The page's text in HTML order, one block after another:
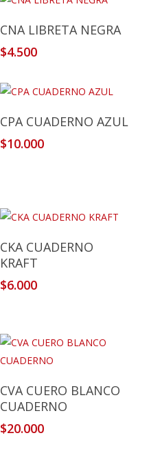
Añadir Al Carrito
CNA LIBRETA NEGRA
$4.500
Añadir Al Carrito
CPA CUADERNO AZUL
$10.000
Añadir Al Carrito
CKA CUADERNO
KRAFT
$6.000
Añadir Al Carrito
CVA CUERO BLANCO
CUADERNO
$20.000